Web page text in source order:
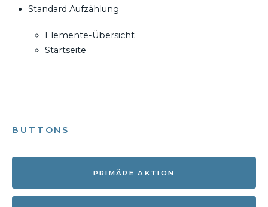
Standard Aufzählung
Elemente-Übersicht
Startseite
BUTTONS
PRIMÄRE AKTION